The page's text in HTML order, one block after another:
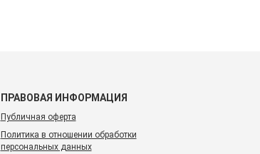
ПРАВОВАЯ ИНФОРМАЦИЯ
Публичная оферта
Политика в отношении обработки
персональных данных